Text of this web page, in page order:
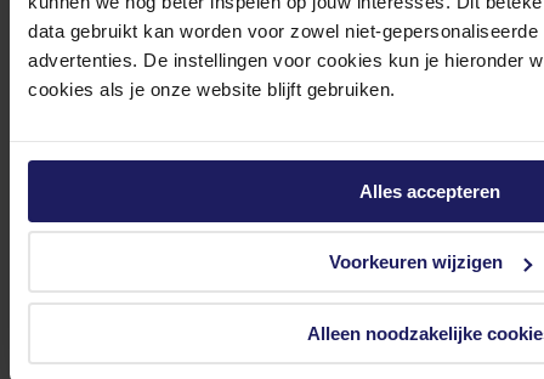
data gebruikt kan worden voor zowel niet-
advertenties. De instellingen voor cookies kun je hieronder
cookies als je onze website blijft gebruiken.
Alles accepteren
Voorkeuren wijzigen
Alleen noodzakelijke
0572 328 120
Meld je aan voor onze nieuwsbrief!